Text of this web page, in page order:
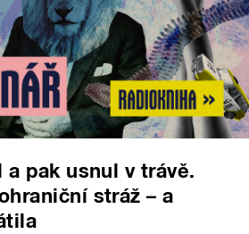
pak usnul v trávě.
stráž – a